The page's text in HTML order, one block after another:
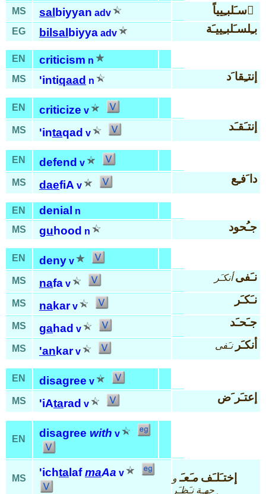
MS
sal biyyan adv سـَلبـِيياً َ
EG bil sal biyya adv بـِلسـَلبـِييـَة
EN criticism n
MS
'intiqaad n إنتـِقا َد
EN criticize v
MS
'intaqad v
إنتـَقـَد
EN defend v
MS
daefiA v
دا َفـِع
EN denial n
MS
guhood n جـُحود
EN deny v
MS
nafa v
نـَفى أنكـَر
MS nakar v
نـَكـَر
MS gahad v
جـَحـَد
MS 'an kar v
أنكـَر نـَفى
EN disagree v
MS
'iAtarad v
إعتـَر َض
EN disagree with v
MS 'ichta lafmaAa v إختـَلـَفمـَعـَ و
ِجهـِة نـَظـَر